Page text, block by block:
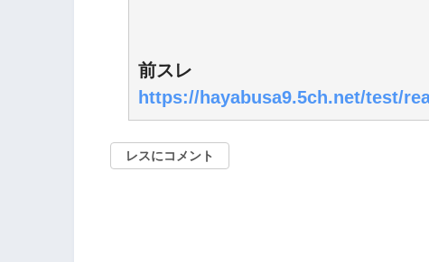
前スレ
https://hayabusa9.5ch.net/test/
レスにコメント